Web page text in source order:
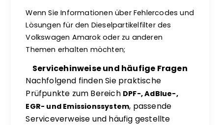
Wenn Sie Informationen über Fehlercodes und
Lösungen für den Dieselpartikelfilter des
Volkswagen Amarok oder zu anderen
Themen erhalten möchten;
Servicehinweise und häufige Fragen
Nachfolgend finden Sie praktische
Prüfpunkte zum Bereich DPF-, AdBlue-,
EGR- und Emissionssystem, passende
Serviceverweise und häufig gestellte